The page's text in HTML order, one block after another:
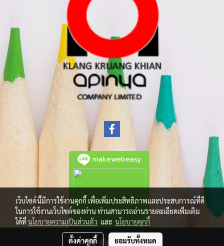
สั่งซื้อสินค้า
makewebeasy
เว็บไซต์นี้มีการใช้งานคุกกี้ เพื่อเพิ่มประสิทธิภาพและประสบการณ์ที่ดี
ในการใช้งานเว็บไซต์ของท่าน ท่านสามารถอ่านรายละเอียดเพิ่มเติม
ได้ที่นโยบายความเป็นส่วนตัว และ นโยบายคุกกี้
ตั้งค่าคุกกี้ ยอมรับทั้งหมด